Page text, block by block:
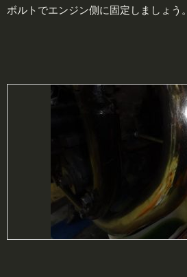
ボルトでエンジン側に固定しましょう。